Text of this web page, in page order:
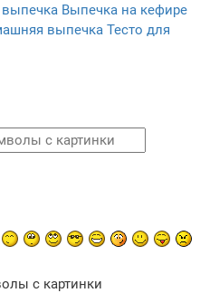
выпечка Выпечка на кефире
выпечка Тесто для
с картинки